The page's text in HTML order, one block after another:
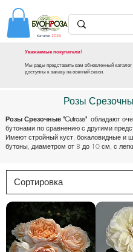
Уважаемые покупатели!
Мы рады представить вам обновленный каталог
доступны к заказу на осенний сезон.
Каталог 2026
Розы
Розы Срезочные "Cutrose" обладают
бутонами по сравнению с другими
Имеют стройный куст, бокаловидные и
бутоны, диаметром от 8 до 10 см, с